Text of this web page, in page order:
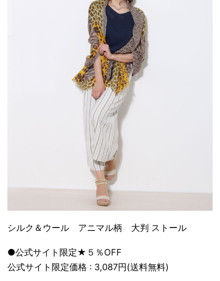
シルク＆ウール アニマル柄 大判 ストール
●公式サイト限定★５％OFF
公式サイト限定価格 : 3,087円(送料無料)